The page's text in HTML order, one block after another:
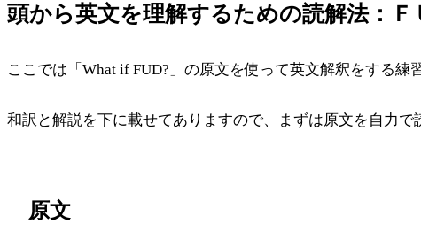
頭から英文を理解するための読解法：Ｆ
ここでは「What if FUD?」の原文を使って英文解釈をする練
和訳と解説を下に載せてありますので、まずは原文を自力
原文